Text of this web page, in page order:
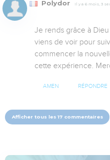
Polydor Il y a 6 mois, 3
Je rends grâce à
viens de voir pour
commencer la
cette expérience.
AMEN RÉPONDRE
Afficher tous les 17 commentaires